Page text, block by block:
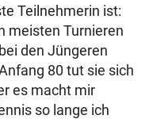
Teilnehmerin ist:
meisten Turnieren
den Jüngeren
80 tut sie sich
es macht mir
so lange ich